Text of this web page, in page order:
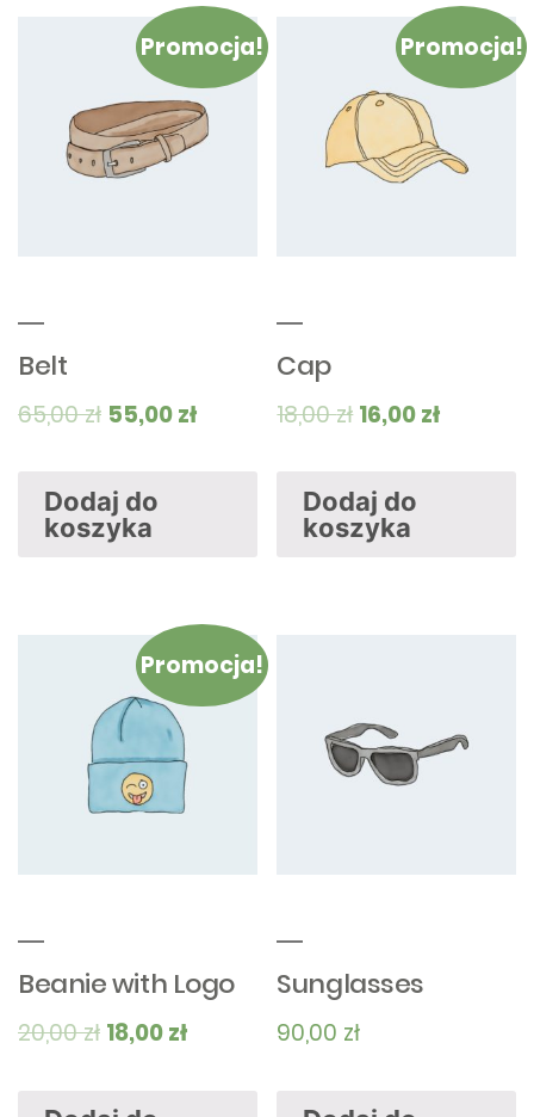
Promocja!
Belt
65,00zł 55,00zł
Dodaj do
koszyka
Promocja!
Cap
18,00zł 16,00zł
Dodaj do
koszyka
Promocja!
Beanie with Logo
20,00zł 18,00zł
Sunglasses
90,00 zł